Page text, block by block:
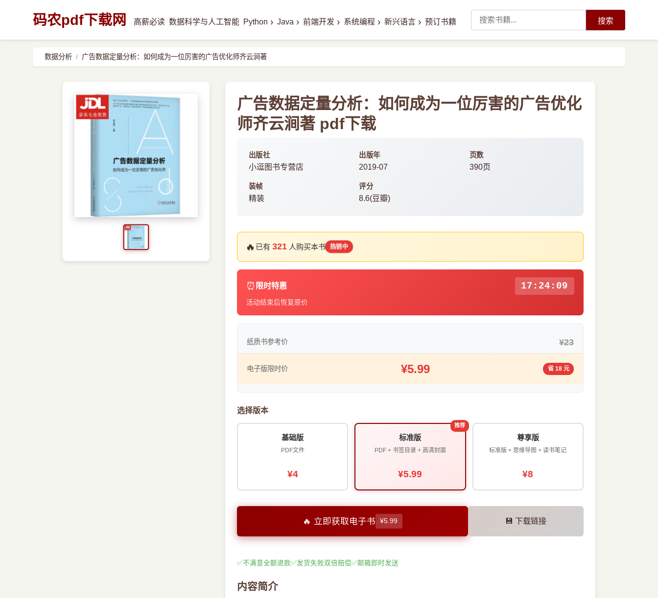
码农pdf下载网 高薪必读 数据科学与人工智能 Python › Java › 前端开发 › 系统编程 › 新兴语言 › 预订书籍 搜索
数据分析 广告数据定量分析：如何成为一位厉害的广告优化师齐云涧著
广告数据定量分析：如何成为一位厉害的广告优化
师齐云涧著 pdf下载
出版社
小逗图书专营店
出版年
2019-07
页数
390页
装帧
精装
评分
8.6(豆瓣)
🔥 已有 321人购买本书 热销中
⏰ 限时特惠 17:24:08
活动结束后恢复原价
纸质书参考价 ¥23
电子版限时价 ¥5.99 省 18 元
选择版本
基础版
PDF文件
¥4
推荐
标准版
PDF + 书签目录 + 高清封面
¥5.99
尊享版
标准版 + 思维导图 + 读书笔记
¥8
🔥 立即获取电子书 ¥5.99 💾 下载链接
✅不满意全额退款✅发货失败双倍赔偿✅邮箱即时发送
内容简介